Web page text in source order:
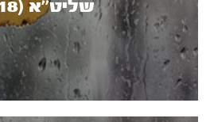
שליט’’א (2018)